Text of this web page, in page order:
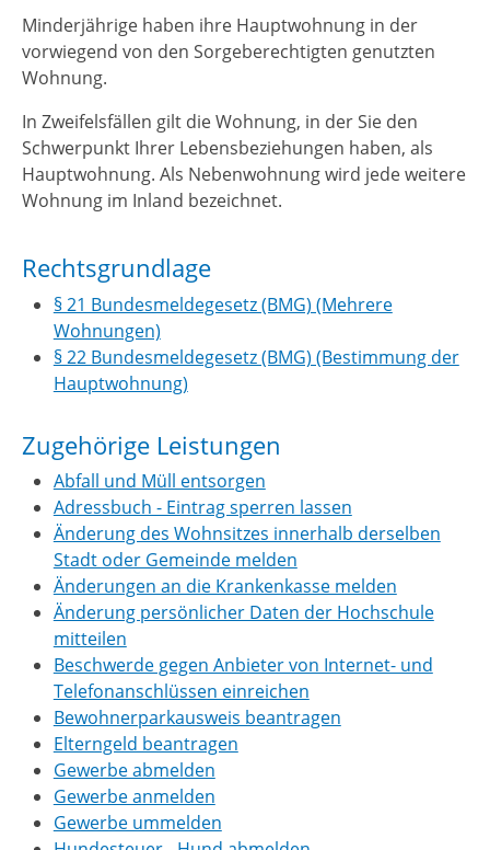
Minderjährige haben ihre Hauptwohnung in der
vorwiegend von den Sorgeberechtigten genutzten
Wohnung.
In Zweifelsfällen gilt die Wohnung, in der Sie den
Schwerpunkt Ihrer Lebensbeziehungen haben, als
Hauptwohnung. Als Nebenwohnung wird jede weitere
Wohnung im Inland bezeichnet.
Rechtsgrundlage
§ 21 Bundesmeldegesetz (BMG) (Mehrere
Wohnungen)
§ 22 Bundesmeldegesetz (BMG) (Bestimmung der
Hauptwohnung)
Zugehörige Leistungen
Abfall und Müll entsorgen
Adressbuch - Eintrag sperren lassen
Änderung des Wohnsitzes innerhalb derselben
Stadt oder Gemeinde melden
Änderungen an die Krankenkasse melden
Änderung persönlicher Daten der Hochschule
mitteilen
Beschwerde gegen Anbieter von Internet- und
Telefonanschlüssen einreichen
Bewohnerparkausweis beantragen
Elterngeld beantragen
Gewerbe abmelden
Gewerbe anmelden
Gewerbe ummelden